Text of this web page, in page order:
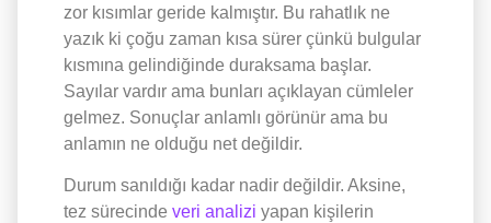
zor kısımlar geride kalmıştır. Bu rahatlık ne
yazık ki çoğu zaman kısa sürer çünkü bulgular
kısmına gelindiğinde duraksama başlar.
Sayılar vardır ama bunları açıklayan cümleler
gelmez. Sonuçlar anlamlı görünür ama bu
anlamın ne olduğu net değildir.
Durum sanıldığı kadar nadir değildir. Aksine,
tez sürecinde veri analizi yapan kişilerin